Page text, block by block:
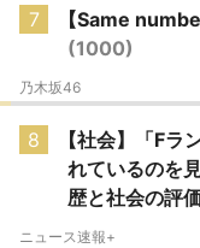
7
【Same
(1000)
乃木坂46
8
【社会】「F
れているのを
歴と社会の評
ニュース速報+